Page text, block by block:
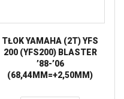
TŁOK YAMAHA (2T) YFS
200 (YFS200) BLASTER
’88-’06
(68,44MM=+2,50MM)